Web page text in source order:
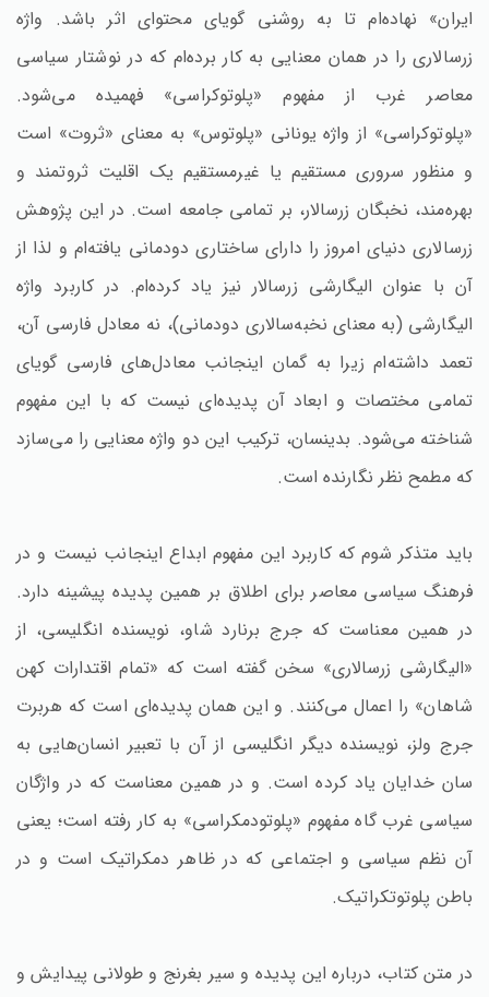
ایران» نهاده‌ام تا به روشنی گویای محتوای اثر باشد. واژه
زرسالاری را در همان معنایی به کار برده‌ام که در نوشتار سیاسی
معاصر غرب از مفهوم «پلوتوکراسی» فهمیده می‌شود.
«پلوتوکراسی» از واژه یونانی «پلوتوس» به معنای «ثروت» است
و منظور سروری مستقیم یا غیرمستقیم یک اقلیت ثروتمند و
بهره‌مند، نخبگان زرسالار، بر تمامی جامعه است. در این پژوهش
زرسالاری دنیای امروز را دارای ساختاری دودمانی یافته‌ام و لذا از
آن با عنوان الیگارشی زرسالار نیز یاد کرده‌ام. در کاربرد واژه
الیگارشی (به معنای نخبه‌سالاری دودمانی)، نه معادل فارسی آن،
تعمد داشته‌ام زیرا به گمان اینجانب معادل‌های فارسی گویای
تمامی مختصات و ابعاد آن پدیده‌ای نیست که با این مفهوم
شناخته می‌شود. بدینسان، ترکیب این دو واژه معنایی را می‌سازد
که مطمح نظر نگارنده است.
باید متذکر شوم که کاربرد این مفهوم ابداع اینجانب نیست و در
فرهنگ سیاسی معاصر برای اطلاق بر همین پدیده پیشینه دارد.
در همین معناست که جرج برنارد شاو، نویسنده انگلیسی، از
«الیگارشی زرسالاری» سخن گفته است که «تمام اقتدارات کهن
شاهان» را اعمال می‌کنند. و این همان پدیده‌ای است که هربرت
جرج ولز، نویسنده دیگر انگلیسی از آن با تعبیر انسان‌هایی به
سان خدایان یاد کرده است. و در همین معناست که در واژگان
سیاسی غرب گاه مفهوم «پلوتودمکراسی» به کار رفته است؛ یعنی
آن نظم سیاسی و اجتماعی که در ظاهر دمکراتیک است و در
باطن پلوتوتکراتیک.
در متن کتاب، درباره این پدیده و سیر بغرنج و طولانی پیدایش و